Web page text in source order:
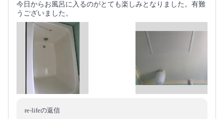
今日からお風呂に入るのがとても楽しみとなりました。有難
うございました。
re-lifeの返信